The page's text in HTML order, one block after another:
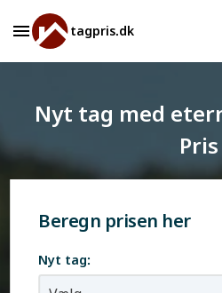
tagpris.dk
Nyt tag med
Pris
Beregn prisen her
Nyt tag: